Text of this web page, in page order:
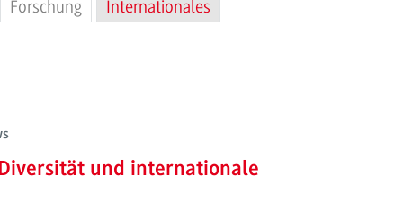
Forschung Internationales
und internationale